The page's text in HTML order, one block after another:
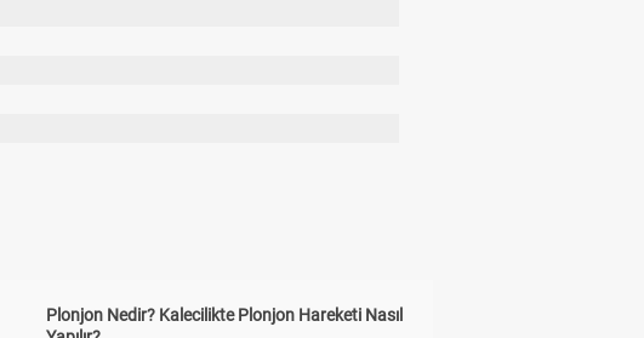
Plonjon Nedir? Kalecilikte Plonjon Hareketi Nasıl